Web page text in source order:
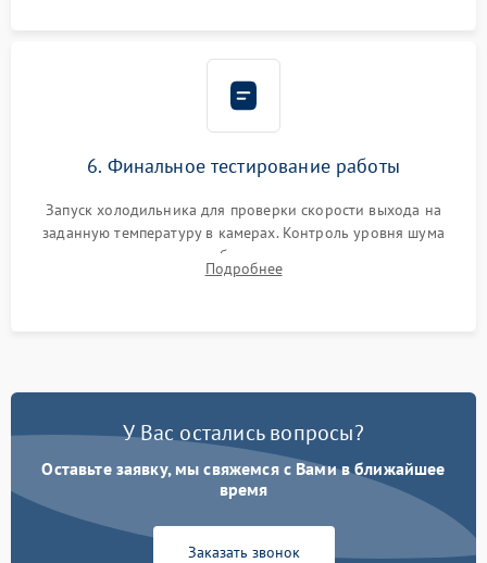
6. Финальное тестирование работы
Запуск холодильника для проверки скорости выхода на
заданную температуру в камерах. Контроль уровня шума
компрессора, отсутствия обмерзания стенок и корректного
срабатывания системы автоматической оттайки.
Подробнее
У Вас остались вопросы?
Оставьте заявку, мы свяжемся с Вами в ближайшее
время
Заказать звонок